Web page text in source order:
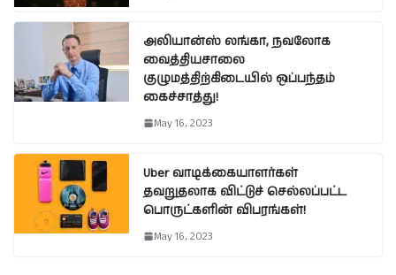
அலியான்ஸ் லங்கா, நவலோக
வைத்தியசாலை
குழுமத்திற்கிடையில் ஒப்பந்தம்
கைச்சாத்து!
May 16, 2023
Uber வாடிக்கையாளர்கள்
தவறுதலாக விட்டுச் செல்லப்பட்ட
பொருட்களின் விபரங்கள்!
May 16, 2023